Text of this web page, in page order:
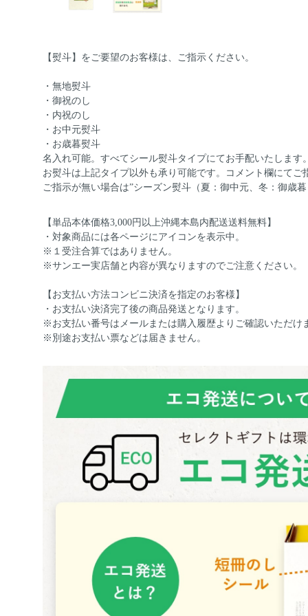
【熨斗】をご要望のお客様は、ご指示ください。
・無地熨斗
・御祝のし
・内祝のし
・お中元熨斗
・お歳暮熨斗
名入れ可能。すべてシール熨斗タイプにてお手配いたします
お熨斗は上記タイプ以外も承り可能です。コメント欄にてご
ご指示が無い場合は”シーズン熨斗（夏：御中元、冬：御歳
【単品本体価格3,000円以上沖縄本島内配送送料無料】
・対象商品には各ページにアイコンを表示中。
※１受注合算ではありません。
※サンエー実店舗と内容が異なりますのでご注意ください。
【お支払い方法コンビニ決済を指定のお客様】
・お支払い決済完了後の商品発送となります。
※お支払い番号はメールまたは購入履歴よりご確認いただけ
※別途お支払い票などは届きません。